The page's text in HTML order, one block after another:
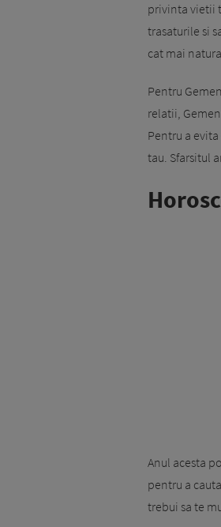
privinta vietii
trasaturile si
cat mai
Pentru
relatii,
Pentru a
tau. Sfarsitul
Anul acesta
pentru a
trebui sa te